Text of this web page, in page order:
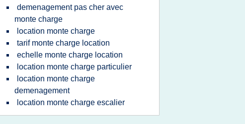
demenagement pas cher avec
monte charge
location monte charge
tarif monte charge location
echelle monte charge location
location monte charge particulier
location monte charge
demenagement
location monte charge escalier